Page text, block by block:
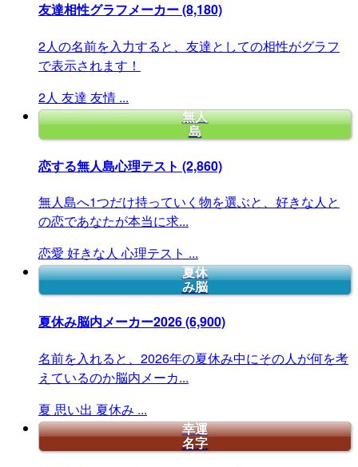
友達相性グラフメーカー(8,180)
2人の名前を入力すると、友達としての相性がグラフ
で表示されます！
2人 友達 友情 ...
無人
島
恋する無人島心理テスト (2,860)
無人島へ1つだけ持っていく物を選ぶと、好きな人と
の恋であなたが本当に求...
恋愛 好きな人 心理テスト ...
夏休
み脳
夏休み脳内メーカー2026(6,900)
名前を入れると、2026年の夏休み中にその人が何を考
えているのか脳内メーカ...
夏 思い出 夏休み ...
幸運
名字